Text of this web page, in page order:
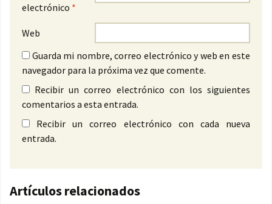
electrónico *
Web
Guarda mi nombre, correo electrónico y web en este
navegador para la próxima vez que comente.
Recibir un correo electrónico con los siguientes
comentarios a esta entrada.
Recibir un correo electrónico con cada nueva
entrada.
Artículos relacionados